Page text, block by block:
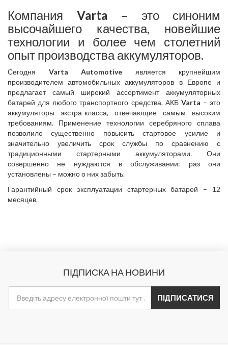
Компания Varta – это синоним
высочайшего качества, новейшие
технологии и более чем столетний
опыт производства аккумуляторов.
Сегодня Varta Automotive является крупнейшим
производителем автомобильных аккумуляторов в Европе и
предлагает самый широкий ассортимент аккумуляторных
батарей для любого транспортного средства. АКБ Varta – это
аккумуляторы экстра-класса, отвечающие самым высоким
требованиям. Применение технологии серебряного сплава
позволило существенно повысить стартовое усилие и
значительно увеличить срок службы по сравнению с
традиционными стартерными аккумуляторами. Они
совершенно не нуждаются в обслуживании: раз они
установлены – можно о них забыть.
Гарантийный срок эксплуатации стартерных батарей – 12
месяцев.
ПІДПИСКА НА НОВИНИ